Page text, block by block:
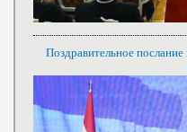
Поздравительное